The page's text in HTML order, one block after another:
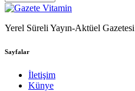
Yerel Süreli Yayın-Aktüel Gazetesi
Sayfalar
İletişim
Künye